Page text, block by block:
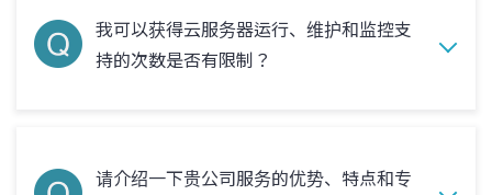
我可以获得云服务器运行、维护和监控支
持的次数是否有限制？
请介绍一下贵公司服务的优势、特点和专